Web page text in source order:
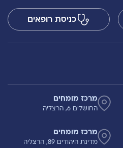
כניסת רופאים
מרכז מומחים
החושלים 6, הרצליה
מרכז מומחים
מדינת היהודים 89, הרצליה